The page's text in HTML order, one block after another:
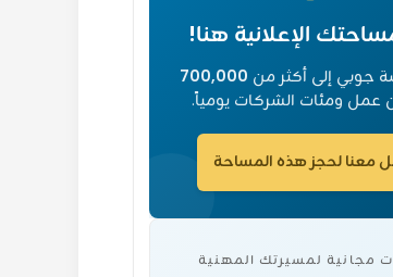
الإعلانية هنا!
جوبي إلى أكثر من 700,000
عمل ومئات الشركات يومياً.
معنا لحجز هذه المساحة
مجانية لمسيرتك المهنية